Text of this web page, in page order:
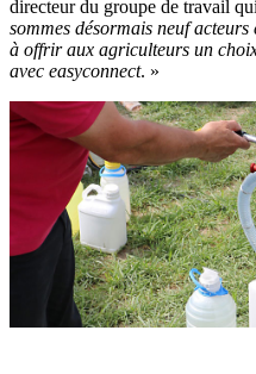
directeur du groupe de travail
sommes désormais neuf
à offrir aux agriculteurs un
avec easyconnect. »